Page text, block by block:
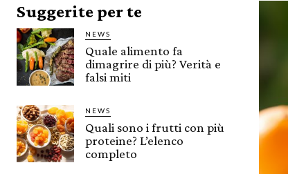
Suggerite per te
NEWS
Quale alimento fa
dimagrire di più? Verità e
falsi miti
NEWS
Quali sono i frutti con più
proteine? L’elenco
completo